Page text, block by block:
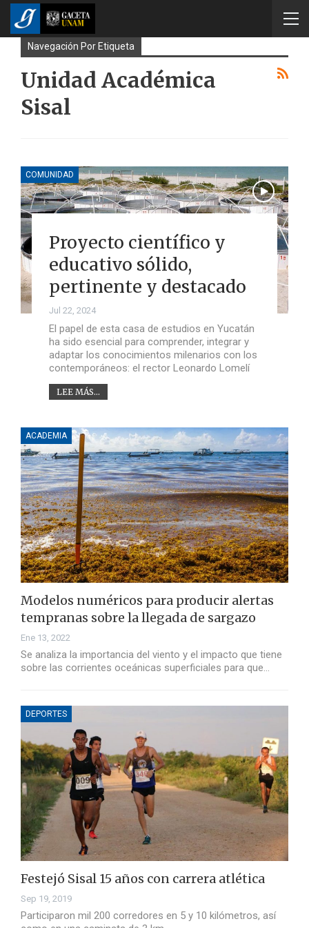
Navegación Por Etiqueta
Unidad Académica
Sisal
COMUNIDAD
Proyecto científico y
educativo sólido,
pertinente y destacado
Jul 22, 2024
El papel de esta casa de estudios en Yucatán
ha sido esencial para comprender, integrar y
adaptar los conocimientos milenarios con los
contemporáneos: el rector Leonardo Lomelí
LEE MÁS...
ACADEMIA
Modelos numéricos para producir alertas
tempranas sobre la llegada de sargazo
Ene 13, 2022
Se analiza la importancia del viento y el impacto que tiene
sobre las corrientes oceánicas superficiales para que…
DEPORTES
Festejó Sisal 15 años con carrera atlética
Sep 19, 2019
Participaron mil 200 corredores en 5 y 10 kilómetros, así